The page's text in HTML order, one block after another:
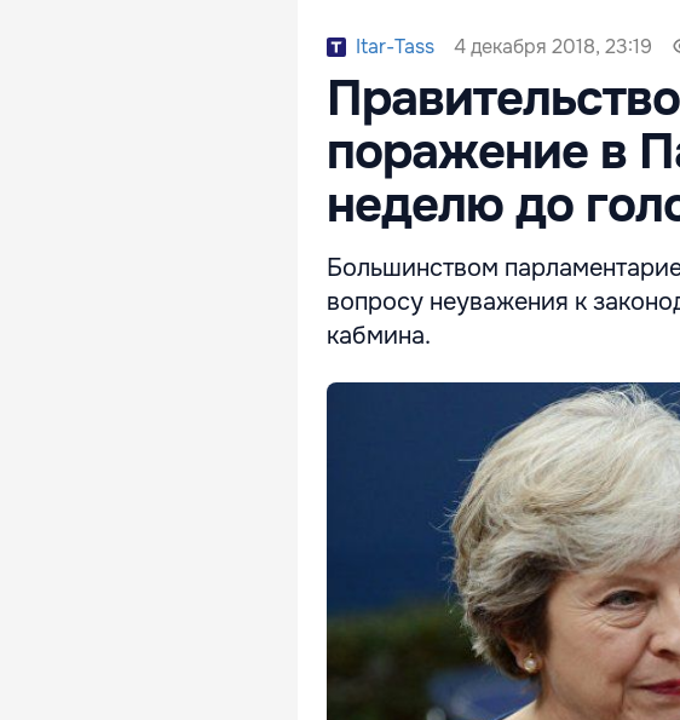
Itar-Tass 4 декабря 2018, 23:19
поражение в
неделю до
Большинством
вопросу неуважения к
кабмина.